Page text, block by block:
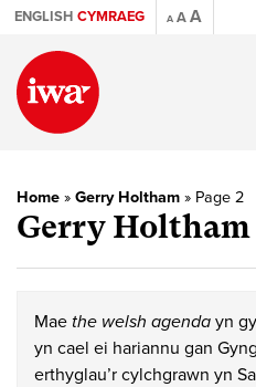
ENGLISH CYMRAEG A AA
Home » Gerry Holtham » Page 2
Gerry Holtham
Mae the welsh agenda yn
yn cael ei hariannu gan
erthyglau’r cylchgrawn yn